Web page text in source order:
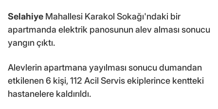
Selahiye Mahallesi Karakol Sokağı'ndaki bir
apartmanda elektrik panosunun alev alması sonucu
yangın çıktı.
Alevlerin apartmana yayılması sonucu dumandan
etkilenen 6 kişi, 112 Acil Servis ekiplerince kentteki
hastanelere kaldırıldı.